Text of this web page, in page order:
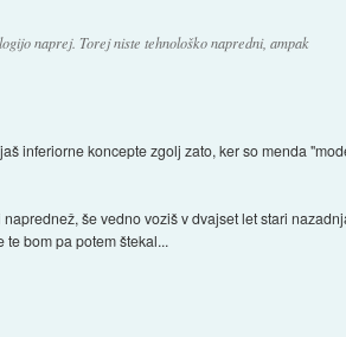
naprej. Torej niste tehnološko napredni, ampak
inferiorne koncepte zgolj zato, ker so menda
še vedno voziš v dvajset let stari
bom pa potem štekal...